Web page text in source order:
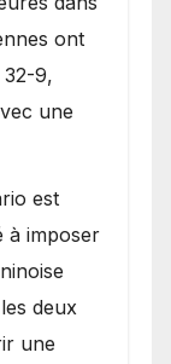
ont
9,
une
est
à imposer
deux
une